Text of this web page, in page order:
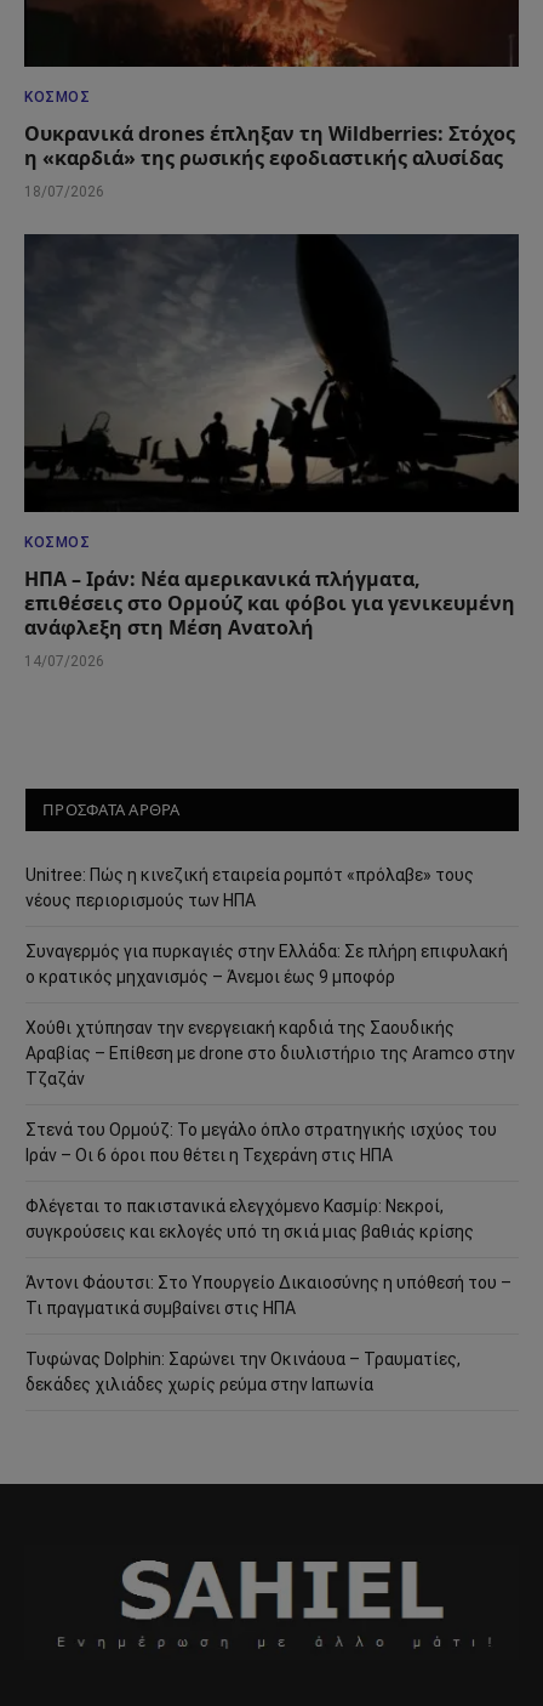
ΚΌΣΜΟΣ
Ουκρανικά drones έπληξαν τη Wildberries: Στόχος
η «καρδιά» της ρωσικής εφοδιαστικής αλυσίδας
18/07/2026
ΚΌΣΜΟΣ
ΗΠΑ – Ιράν: Νέα αμερικανικά πλήγματα,
επιθέσεις στο Ορμούζ και φόβοι για γενικευμένη
ανάφλεξη στη Μέση Ανατολή
14/07/2026
ΠΡΟΣΦΑΤΑ ΑΡΘΡΑ
Unitree: Πώς η κινεζική εταιρεία ρομπότ «πρόλαβε» τους
νέους περιορισμούς των ΗΠΑ
Συναγερμός για πυρκαγιές στην Ελλάδα: Σε πλήρη επιφυλακή
ο κρατικός μηχανισμός – Άνεμοι έως 9 μποφόρ
Χούθι χτύπησαν την ενεργειακή καρδιά της Σαουδικής
Αραβίας – Επίθεση με drone στο διυλιστήριο της Aramco στην
Τζαζάν
Στενά του Ορμούζ: Το μεγάλο όπλο στρατηγικής ισχύος του
Ιράν – Οι 6 όροι που θέτει η Τεχεράνη στις ΗΠΑ
Φλέγεται το πακιστανικά ελεγχόμενο Κασμίρ: Νεκροί,
συγκρούσεις και εκλογές υπό τη σκιά μιας βαθιάς κρίσης
Άντονι Φάουτσι: Στο Υπουργείο Δικαιοσύνης η υπόθεσή του –
Τι πραγματικά συμβαίνει στις ΗΠΑ
Τυφώνας Dolphin: Σαρώνει την Οκινάουα – Τραυματίες,
δεκάδες χιλιάδες χωρίς ρεύμα στην Ιαπωνία